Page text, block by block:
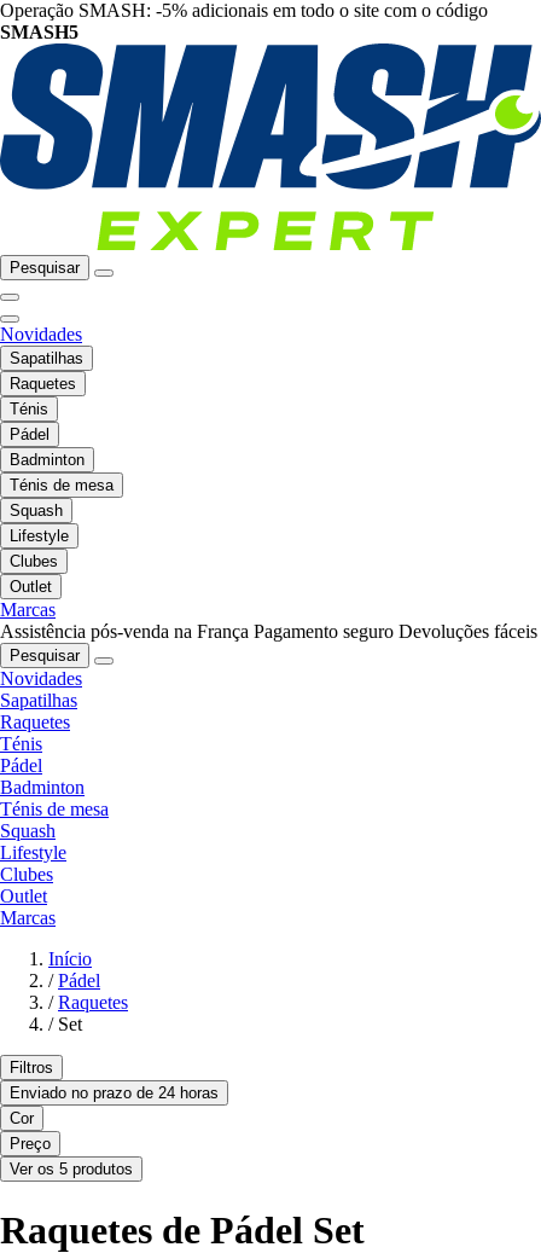
Operação SMASH: -5% adicionais em todo o site com o código
SMASH5
Pesquisar
Novidades
Sapatilhas
Raquetes
Ténis
Pádel
Badminton
Ténis de mesa
Squash
Lifestyle
Clubes
Outlet
Marcas
Assistência pós-venda na França Pagamento seguro Devoluções fáceis
Pesquisar
Novidades
Sapatilhas
Raquetes
Ténis
Pádel
Badminton
Ténis de mesa
Squash
Lifestyle
Clubes
Outlet
Marcas
Início
/ Pádel
/ Raquetes
/ Set
Filtros
Enviado no prazo de 24 horas
Cor
Preço
Ver os 5 produtos
Raquetes de Pádel Set